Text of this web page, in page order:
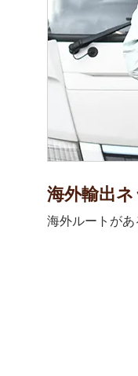
海外輸出
海外ルートがあ